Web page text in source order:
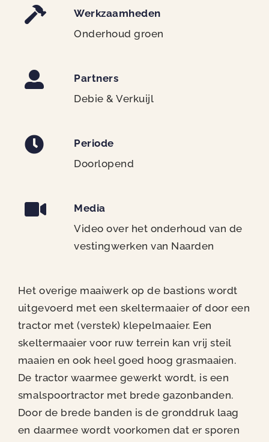
Werkzaamheden
Onderhoud groen
Partners
Debie & Verkuijl
Periode
Doorlopend
Media
Video over het onderhoud van de
vestingwerken van Naarden
Het overige maaiwerk op de bastions wordt
uitgevoerd met een skeltermaaier ofdoor een
tractor met (verstek) klepelmaaier. Een
skeltermaaiervoor ruw terrein kan vrij steil
maaien en ook heel goed hoog grasmaaien.
De tractor waarmee gewerkt wordt, is een
smalspoortractor met brede gazonbanden.
Door de brede banden is de gronddruk laag
en daarmee wordt voorkomen dat er sporen